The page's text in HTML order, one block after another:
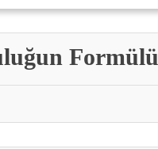
Formülü